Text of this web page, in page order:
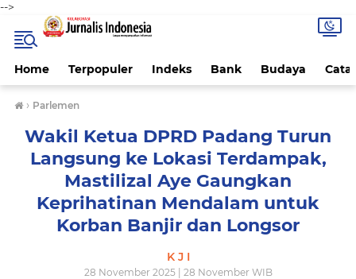
-->
Home Terpopuler Indeks Bank Budaya
› Parlemen
Wakil Ketua DPRD Padang Turun
Langsung ke Lokasi Terdampak,
Mastilizal Aye Gaungkan
Keprihatinan Mendalam untuk
Korban Banjir dan Longsor
K J I
28 November 2025 | 28 November WIB